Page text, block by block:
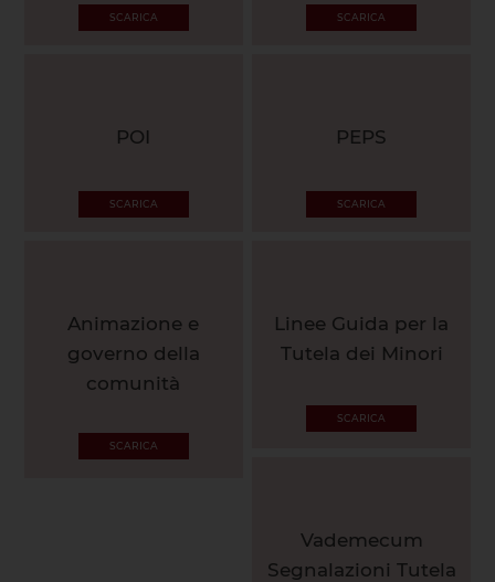
SCARICA SCARICA
POI
SCARICA
PEPS
SCARICA
Animazione e
governo della
comunità
SCARICA
Linee Guida per la
Tutela dei Minori
SCARICA
Vademecum
Segnalazioni Tutela